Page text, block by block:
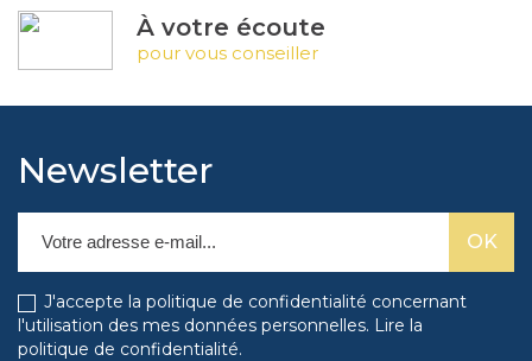
À votre écoute
pour vous conseiller
Newsletter
J'accepte la politique de confidentialité concernant
l'utilisation des mes données personnelles. Lire la
politique de confidentialité.